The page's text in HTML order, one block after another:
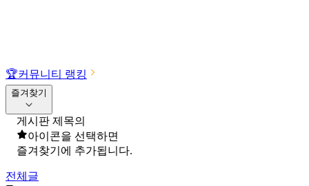
🏆커뮤니티 랭킹
즐겨찾기
게시판 제목의
아이콘을 선택하면
즐겨찾기에 추가됩니다.
전체글